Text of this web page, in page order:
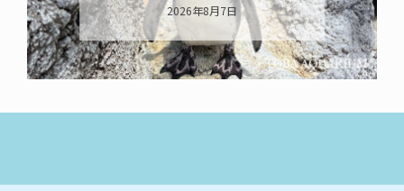
2026年8月6日